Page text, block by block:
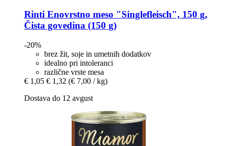
Rinti Enovrstno meso "Singlefleisch", 150 g,
Čista govedina (150 g)
-20%
brez žit, soje in umetnih dodatkov
idealno pri intoleranci
različne vrste mesa
€ 1,05 € 1,32 (€ 7,00 / kg)
Dostava do 12 avgust